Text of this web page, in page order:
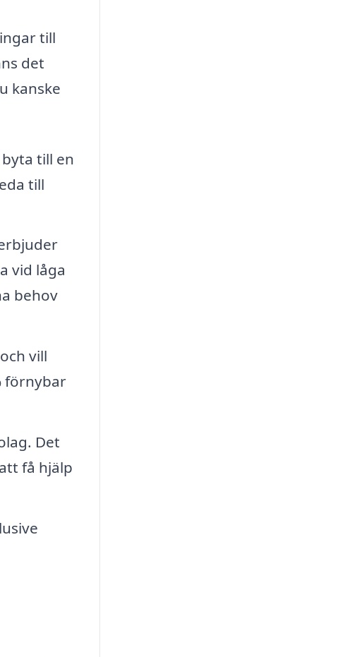
till
det
kanske
till en
till
vid låga
behov
vill
förnybar
Det
få hjälp